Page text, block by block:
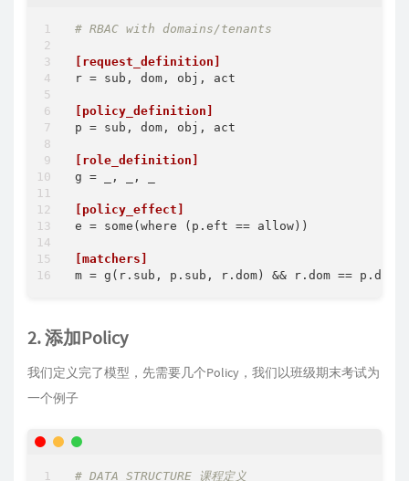
# RBAC with domains/tenants
[request_definition]
r = sub, dom, obj, act
[policy_definition]
p = sub, dom, obj, act
[role_definition]
g = _, _, _
[policy_effect]
e = some(where (p.eft == allow))
[matchers]
m
2. 添加Policy
我们定义完了模型，先需要几个Policy，我们以班级期末考试为
一个例子
# DATA_STRUCTURE 课程定义